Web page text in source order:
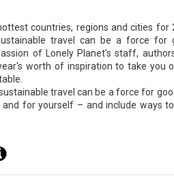
countries, regions and cities for
travel can be a force for
of Lonely Planet's staff,
worth of inspiration to take you
travel can be a force for
for yourself – and include ways